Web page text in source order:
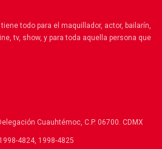
todo para el maquillador, actor, bailarín,
tv, show, y para toda aquella persona que
Cuauhtémoc, C.P. 06700. CDMX
4824, 1998-4825